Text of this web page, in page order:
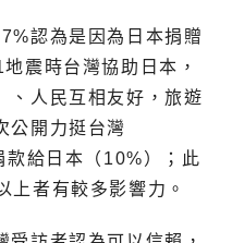
認為是因為日本捐贈
震時台灣協助日本，
、人民互相友好，旅遊
公開力挺台灣
款給日本（10%）；此
上者有較多影響力。